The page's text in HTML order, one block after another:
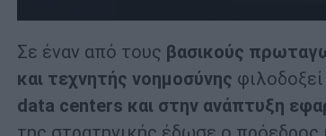
Σε έναν από τους βασικούς
και τεχνητής νοημοσύνης
data centers και στην ανάπτυξη